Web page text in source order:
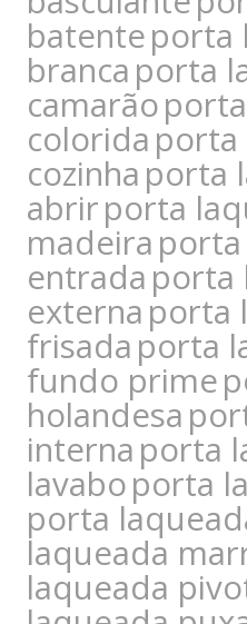
batenteporta
branca porta
camarão
colorida porta
cozinha porta
abrirporta
madeira
entrada porta
externa porta
frisada porta
fundo prime
holandesa
interna porta
lavaboporta
porta
laqueada
laqueada